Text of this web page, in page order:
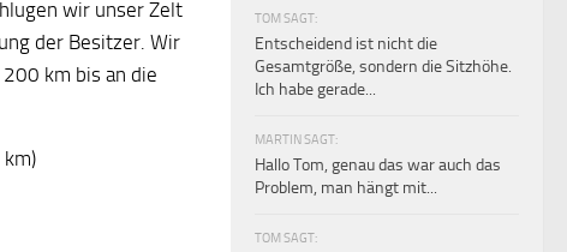
wir unser Zelt
der Besitzer. Wir
km bis an die
TOM SAGT:
Entscheidend ist nicht die
Gesamtgröße, sondern die Sitzhöhe.
Ich habe gerade...
MARTIN SAGT:
Hallo Tom, genau das war auch das
Problem, man hängt mit...
TOM SAGT: